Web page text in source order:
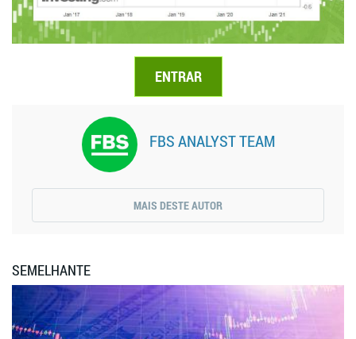
ENTRAR
FBS ANALYST TEAM
MAIS DESTE AUTOR
SEMELHANTE